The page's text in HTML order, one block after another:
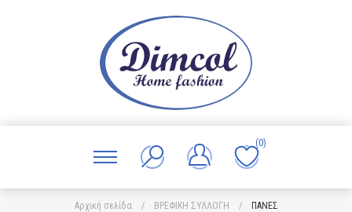
(0)
Αρχική σελίδα / ΒΡΕΦΙΚΗ ΣΥΛΛΟΓΗ / ΠΑΝΕΣ